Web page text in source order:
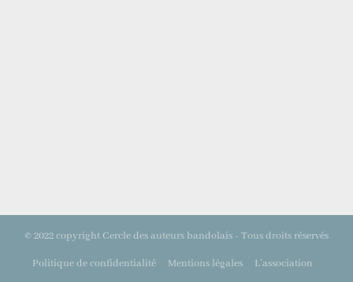
© 2022 copyright Cercle des auteurs bandolais - Tous droits réservés
Politique de confidentialité Mentions légales L’association